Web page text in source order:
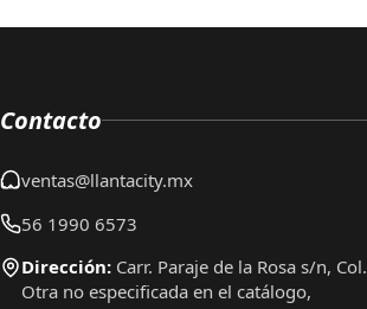
Contacto
ventas@llantacity.mx
56 1990 6573
Dirección: Carr. Paraje de la Rosa s/n, Col.
Otra no especificada en el catálogo,